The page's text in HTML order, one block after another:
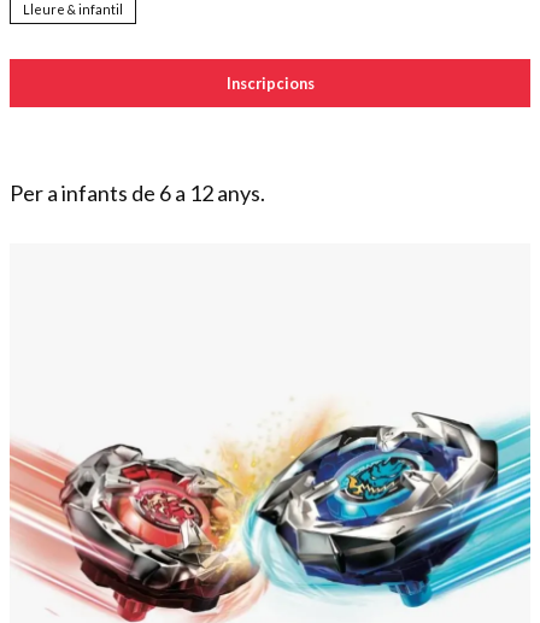
Lleure & infantil
Inscripcions
Per a infants de 6 a 12 anys.